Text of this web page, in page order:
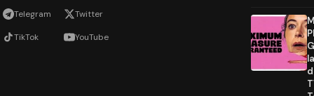
Telegram Twitter
TikTok YouTube